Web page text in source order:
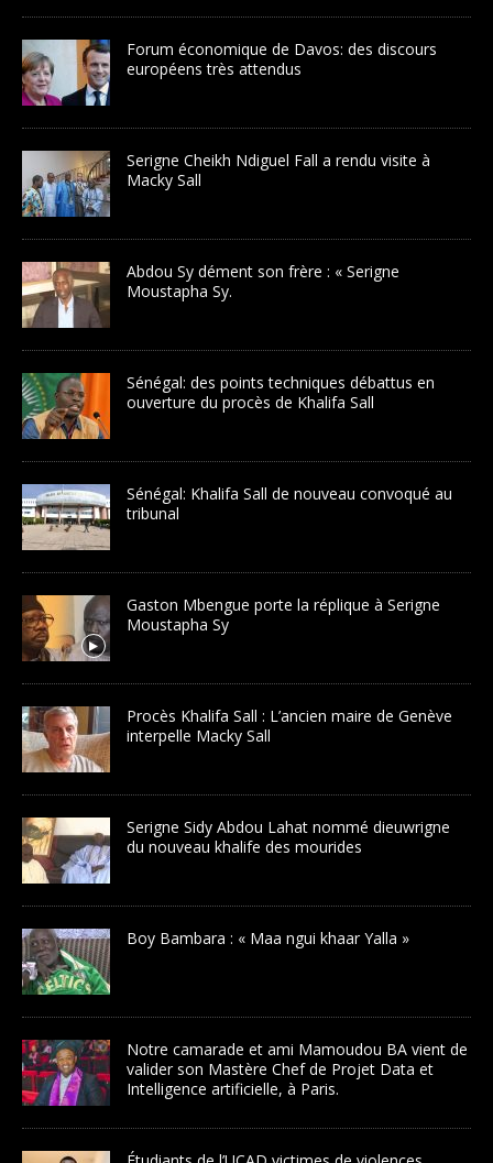
Forum économique de Davos: des discours
européens très attendus
Serigne Cheikh Ndiguel Fall a rendu visite à
Macky Sall
Abdou Sy dément son frère : « Serigne
Moustapha Sy.
Sénégal: des points techniques débattus en
ouverture du procès de Khalifa Sall
Sénégal: Khalifa Sall de nouveau convoqué au
tribunal
Gaston Mbengue porte la réplique à Serigne
Moustapha Sy
Procès Khalifa Sall : L’ancien maire de Genève
interpelle Macky Sall
Serigne Sidy Abdou Lahat nommé dieuwrigne
du nouveau khalife des mourides
Boy Bambara : « Maa ngui khaar Yalla »
Notre camarade et ami Mamoudou BA vient de
valider son Mastère Chef de Projet Data et
Intelligence artificielle, à Paris.